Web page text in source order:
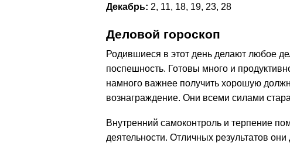
Декабрь: 2, 11, 18, 19, 23, 28
Деловой гороскоп
Родившиеся в этот день делают любое
поспешность. Готовы много и
намного важнее получить хорошую
вознаграждение. Они всеми силами
Внутренний самоконтроль и терпение
деятельности. Отличных результатов